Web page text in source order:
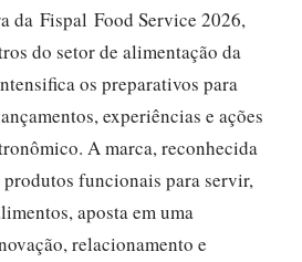
da Fispal Food Service 2026,
do setor de alimentação da
os preparativos para
experiências e ações
A marca, reconhecida
funcionais para servir,
aposta em uma
relacionamento e